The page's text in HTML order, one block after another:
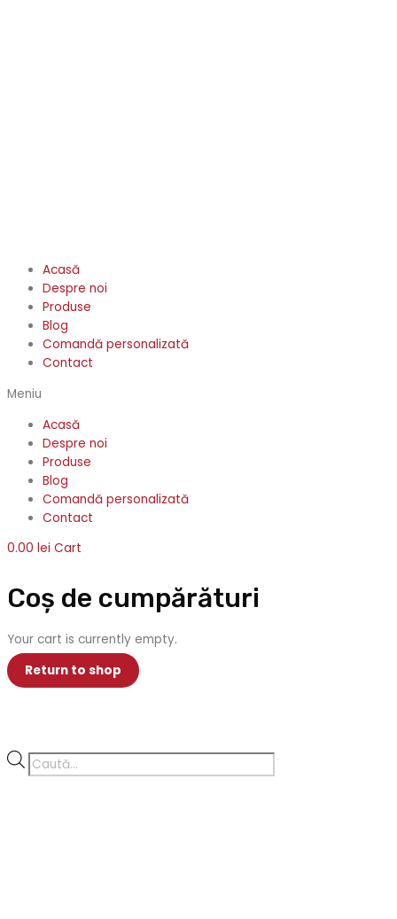
Acasă
Despre noi
Produse
Blog
Comandă personalizată
Contact
Meniu
Acasă
Despre noi
Produse
Blog
Comandă personalizată
Contact
0.00 lei Cart
Coș de cumpărături
Your cart is currently empty.
Return to shop
Products
search